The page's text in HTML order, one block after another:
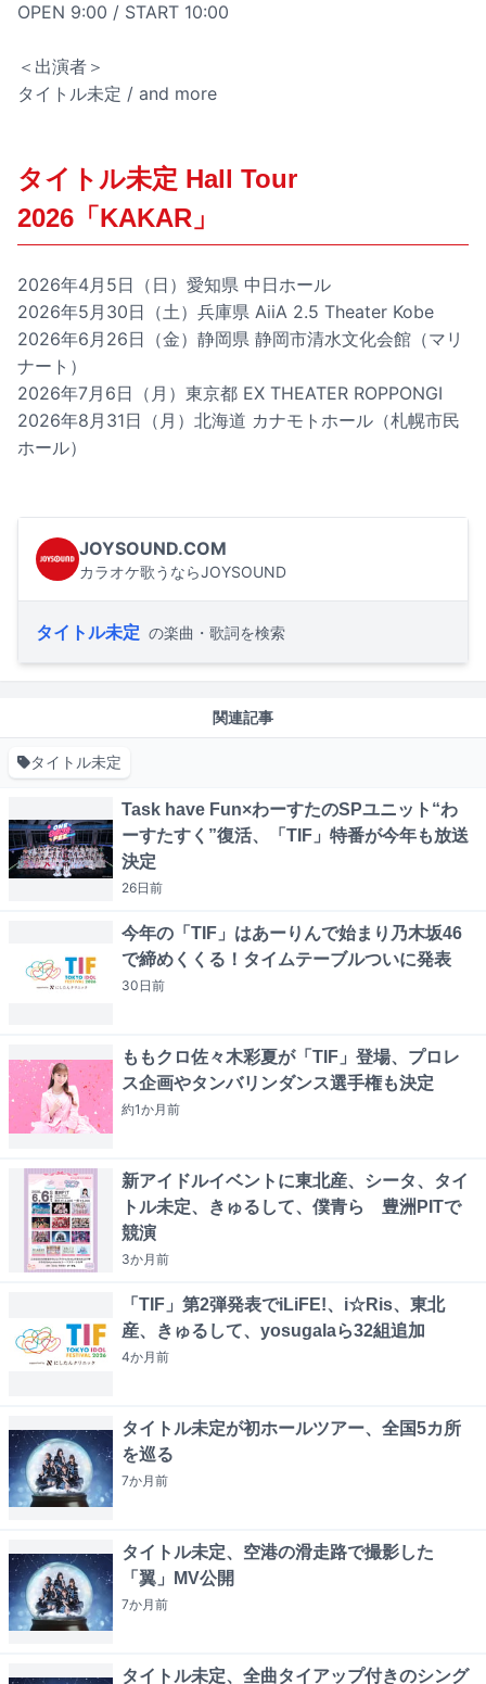
OPEN 9:00 / START 10:00
＜出演者＞
タイトル未定 / and more
タイトル未定 Hall Tour
2026「KAKAR」
2026年4月5日（日）愛知県 中日ホール
2026年5月30日（土）兵庫県 AiiA 2.5 Theater Kobe
2026年6月26日（金）静岡県 静岡市清水文化会館（マリ
ナート）
2026年7月6日（月）東京都 EX THEATER ROPPONGI
2026年8月31日（月）北海道 カナモトホール（札幌市民
ホール）
JOYSOUND.COM
カラオケ歌うならJOYSOUND
タイトル未定 の楽曲・歌詞を検索
関連記事
タイトル未定
Task have Fun×わーすたのSPユニット“わ
ーすたすく”復活、「TIF」特番が今年も放送
決定
26日前
今年の「TIF」はあーりんで始まり乃木坂46
で締めくくる！タイムテーブルついに発表
30日前
ももクロ佐々木彩夏が「TIF」登場、プロレ
ス企画やタンバリンダンス選手権も決定
約1か月前
新アイドルイベントに東北産、シータ、タイ
トル未定、きゅるして、僕青ら 豊洲PITで
競演
3か月前
「TIF」第2弾発表でiLiFE!、i☆Ris、東北
産、きゅるして、yosugalaら32組追加
4か月前
タイトル未定が初ホールツアー、全国5カ所
を巡る
7か月前
タイトル未定、空港の滑走路で撮影した
「翼」MV公開
7か月前
タイトル未定、全曲タイアップ付きのシング